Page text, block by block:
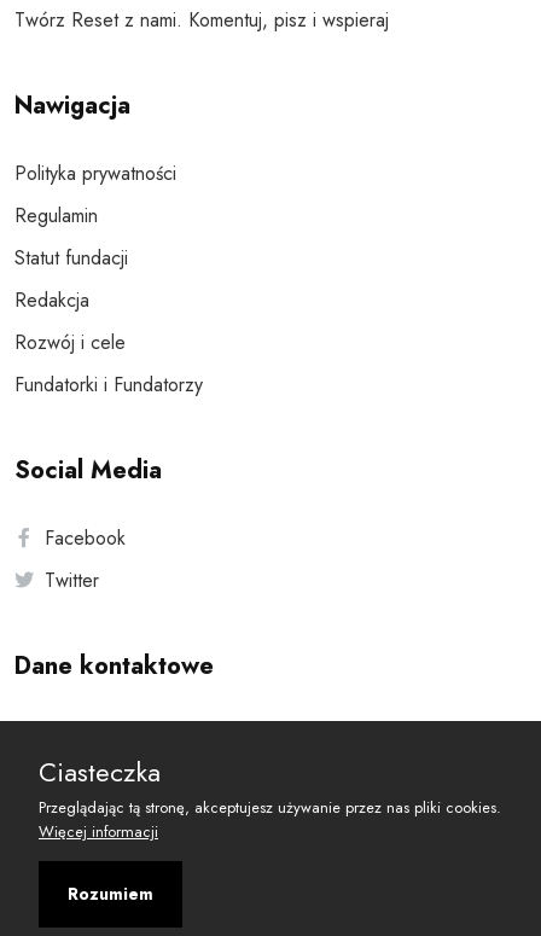
Twórz Reset z nami. Komentuj, pisz i wspieraj
Nawigacja
Polityka prywatności
Regulamin
Statut fundacji
Redakcja
Rozwój i cele
Fundatorki i Fundatorzy
Social Media
Facebook
Twitter
Dane kontaktowe
reset@resetobywatelski.pl
Ciasteczka
Przeglądając tą stronę, akceptujesz używanie przez nas pliki cookies.
Więcej informacji
Rozumiem